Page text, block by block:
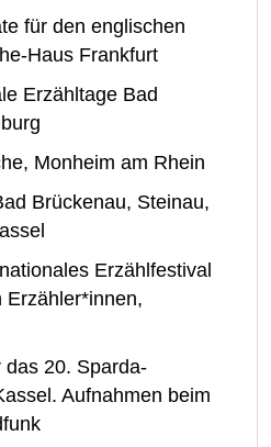
für den englischen
Haus Frankfurt
Erzähltage Bad
Monheim am Rhein
Brückenau, Steinau,
Erzählfestival
Erzähler*innen,
20. Sparda-
Aufnahmen beim